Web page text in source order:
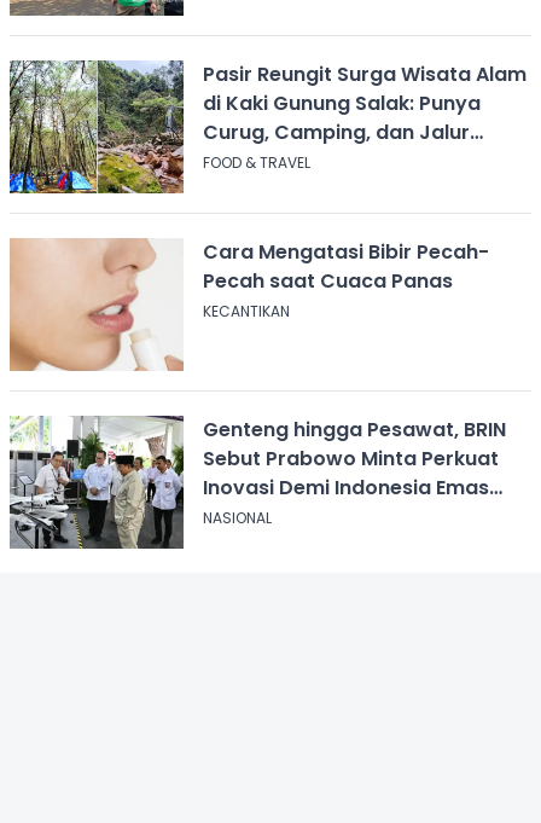
Pasir Reungit Surga Wisata Alam
di Kaki Gunung Salak: Punya
Curug, Camping, dan Jalur
Pendakian
FOOD & TRAVEL
Cara Mengatasi Bibir Pecah-
Pecah saat Cuaca Panas
KECANTIKAN
Genteng hingga Pesawat, BRIN
Sebut Prabowo Minta Perkuat
Inovasi Demi Indonesia Emas
2045
NASIONAL